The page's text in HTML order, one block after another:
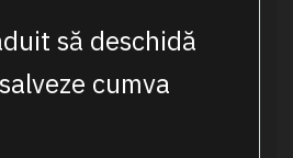
să deschidă
cumva